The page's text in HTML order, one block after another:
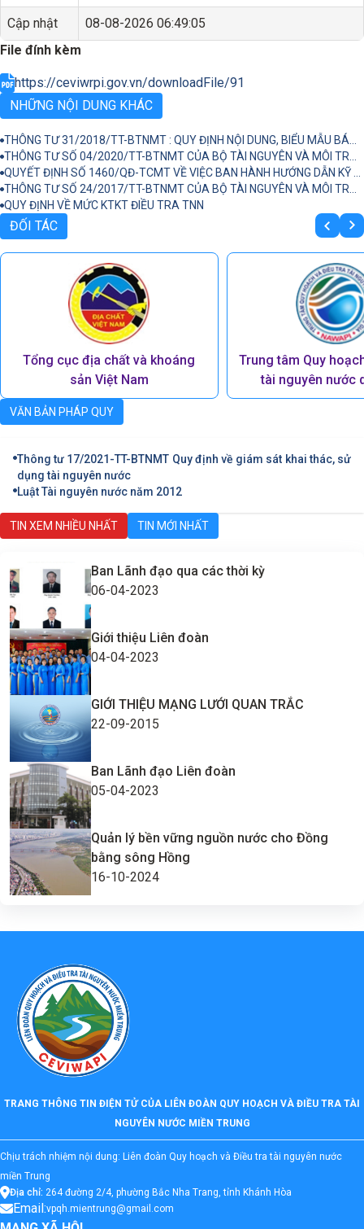
Cập nhật
08-08-2026 06:49:05
File đính kèm
https://ceviwrpi.gov.vn/downloadFile/91
NHỮNG NỘI DUNG KHÁC
QUY ĐỊNH VỀ MỨC KTKT ĐIỀU TRA TNN
ĐỐI TÁC
Tổng cục địa chất và khoáng
sản Việt Nam
Trung tâm Quy
tài nguyên nước
VĂN BẢN PHÁP QUY
Thông tư 17/2021-TT-BTNMT Quy định về giám sát khai thác, sử
dụng tài nguyên nước
Luật Tài nguyên nước năm 2012
TIN XEM NHIỀU NHẤT TIN MỚI NHẤT
Ban Lãnh đạo qua các thời kỳ
06-04-2023
Giới thiệu Liên đoàn
04-04-2023
GIỚI THIỆU MẠNG LƯỚI QUAN TRẮC
22-09-2015
Ban Lãnh đạo Liên đoàn
05-04-2023
Quản lý bền vững nguồn nước cho Đồng
bằng sông Hồng
16-10-2024
TRANG THÔNG TIN ĐIỆN TỬ CỦA LIÊN ĐOÀN QUY HOẠCH VÀ ĐIỀU TRA TÀI
NGUYÊN NƯỚC MIỀN TRUNG
Chịu trách nhiệm nội dung: Liên đoàn Quy hoạch và Điều tra tài nguyên nước
miền Trung
Địa chỉ: 264 đường 2/4, phường Bắc Nha Trang, tỉnh Khánh Hòa
Email:vpqh.mientrung@gmail.com